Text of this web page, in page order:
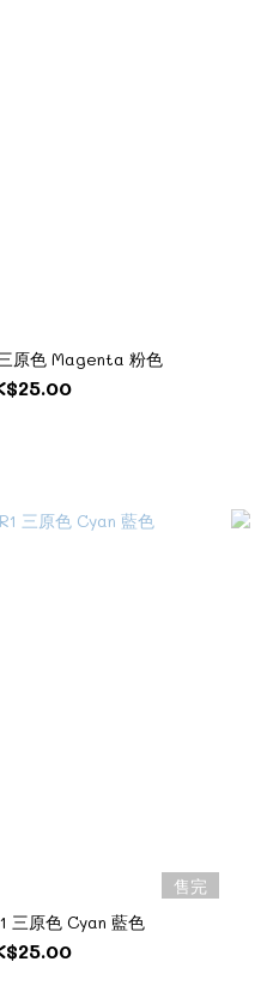
原色 Magenta 粉色
售完
三原色 Cyan 藍色